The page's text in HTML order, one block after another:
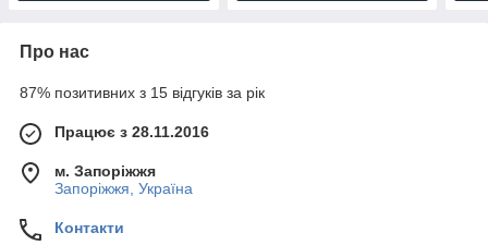
Про нас
87% позитивних з 15 відгуків за рік
Працює з 28.11.2016
м. Запоріжжя
Запоріжжя, Україна
Контакти